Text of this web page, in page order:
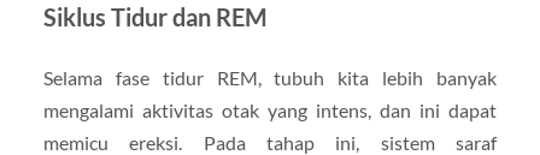
Siklus Tidur dan REM
Selama fase tidur REM, tubuh kita lebih banyak
mengalami aktivitas otak yang intens, dan ini dapat
memicu ereksi. Pada tahap ini, sistem saraf